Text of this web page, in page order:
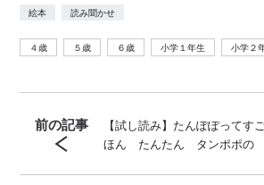
絵本 読み聞かせ
４歳 ５歳 ６歳 小学１年生 小学２
前の記事
【試し読み】たんぽぽって
ほん たんたん タンポポの